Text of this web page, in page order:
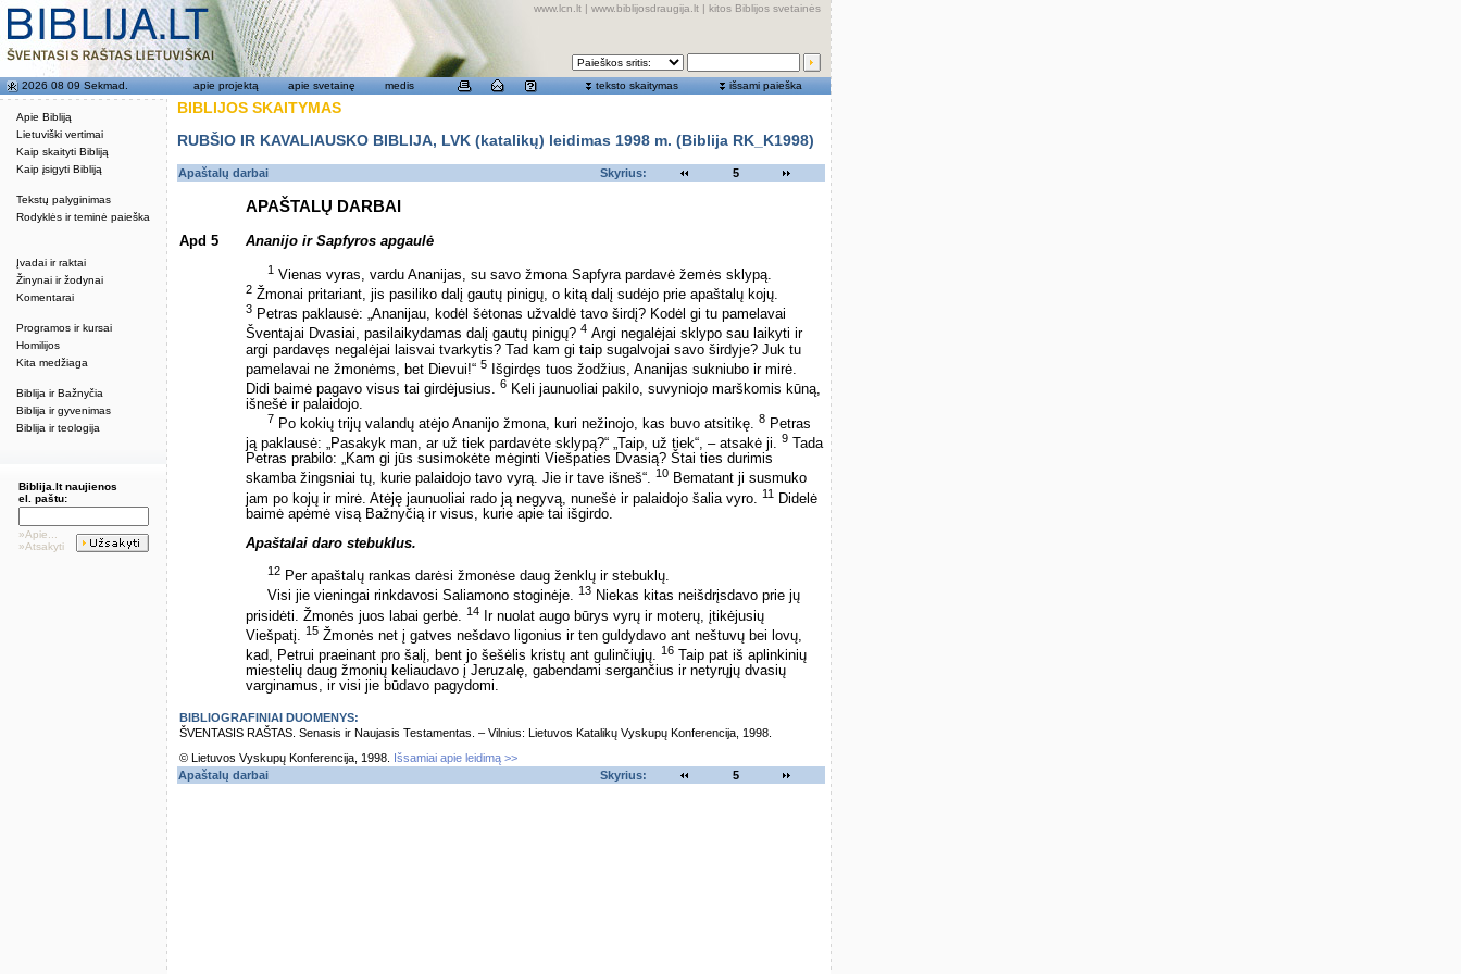
Apie Bibliją
Lietuviški vertimai
Kaip skaityti Bibliją
Kaip įsigyti Bibliją
Tekstų palyginimas
Rodyklės ir teminė paieška
Įvadai ir raktai
Žinynai ir žodynai
Komentarai
Programos ir kursai
Homilijos
Kita medžiaga
Biblija ir Bažnyčia
Biblija ir gyvenimas
Biblija ir teologija
www.lcn.lt | www.biblijosdraugija.lt | kitos Biblijos svetainės
2026 08 09 Sekmad. apie projektą apie svetainę medis teksto skaitymas išsami paieška
Biblija.lt naujienos
el. paštu:
»Apie...
»Atsakyti
BIBLIJOS SKAITYMAS
RUBŠIO IR KAVALIAUSKO BIBLIJA, LVK (katalikų) leidimas 1998 m. (Biblija RK_K1998)
Apaštalų darbai Skyrius: 5
APAŠTALŲ DARBAI
Apd 5 Ananijo ir Sapfyros apgaulė
1 Vienas vyras, vardu Ananijas, su savo žmona Sapfyra pardavė žemės sklypą.
2 Žmonai pritariant, jis pasiliko dalį gautų pinigų, o kitą dalį sudėjo prie apaštalų kojų.
3 Petras paklausė: „Ananijau, kodėl šėtonas užvaldė tavo širdį? Kodėl gi tu pamelavai
Šventajai Dvasiai, pasilaikydamas dalį gautų pinigų? 4 Argi negalėjai sklypo sau laikyti ir
argi pardavęs negalėjai laisvai tvarkytis? Tad kam gi taip sugalvojai savo širdyje? Juk tu
pamelavai ne žmonėms, bet Dievui!“ 5 Išgirdęs tuos žodžius, Ananijas sukniubo ir mirė.
Didi baimė pagavo visus tai girdėjusius. 6 Keli jaunuoliai pakilo, suvyniojo marškomis kūną,
išnešė ir palaidojo.
7 Po kokių trijų valandų atėjo Ananijo žmona, kuri nežinojo, kas buvo atsitikę. 8 Petras
ją paklausė: „Pasakyk man, ar už tiek pardavėte sklypą?“ „Taip, už tiek“, – atsakė ji. 9 Tada
Petras prabilo: „Kam gi jūs susimokėte mėginti Viešpaties Dvasią? Štai ties durimis
skamba žingsniai tų, kurie palaidojo tavo vyrą. Jie ir tave išneš“. 10 Bematant ji susmuko
jam po kojų ir mirė. Atėję jaunuoliai rado ją negyvą, nunešė ir palaidojo šalia vyro. 11
Didelė
baimė apėmė visą Bažnyčią ir visus, kurie apie tai išgirdo.
Apaštalai daro stebuklus.
12 Per apaštalų rankas darėsi žmonėse daug ženklų ir stebuklų.
Visi jie vieningai rinkdavosi Saliamono stoginėje. 13 Niekas kitas neišdrįsdavo prie jų
prisidėti. Žmonės juos labai gerbė. 14 Ir nuolat augo būrys vyrų ir moterų, įtikėjusių
Viešpatį. 15 Žmonės net į gatves nešdavo ligonius ir ten guldydavo ant neštuvų bei lovų,
kad, Petrui praeinant pro šalį, bent jo šešėlis kristų ant gulinčiųjų. 16 Taip pat iš aplinkinių
miestelių daug žmonių keliaudavo į Jeruzalę, gabendami sergančius ir netyrųjų dvasių
varginamus, ir visi jie būdavo pagydomi.
BIBLIOGRAFINIAI DUOMENYS:
ŠVENTASIS RAŠTAS. Senasis ir Naujasis Testamentas. – Vilnius: Lietuvos Katalikų Vyskupų Konferencija, 1998.
© Lietuvos Vyskupų Konferencija, 1998.
Išsamiai apie leidimą >>
Apaštalų darbai
Skyrius: 5